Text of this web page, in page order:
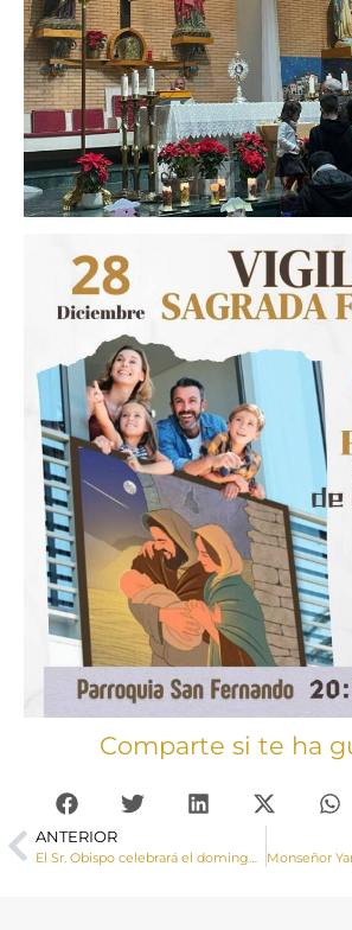
Comparte si te ha
ANTERIOR